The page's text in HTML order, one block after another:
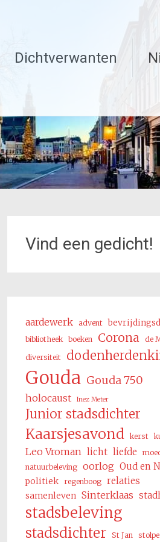
Dichtverwanten
Vind een gedicht!
aardewerk advent
bibliotheek boeken Corona
de
diversiteit
Gouda Gouda 750
holocaust Inez Meter
Junior stadsdichter
Kaarsjesavond kerst
Leo Vroman licht liefde
natuurbeleving
oorlog Oud en
politiek regenboog relaties
samenleven Sinterklaas
stadsbeleving
stadsdichter St Jan